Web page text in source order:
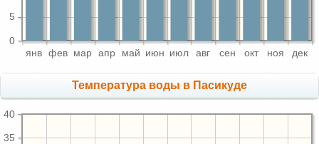
янв фев мар апр май июн июл авг сен окт ноя дек
0
5
Температура воды в Пасикуде
35
40